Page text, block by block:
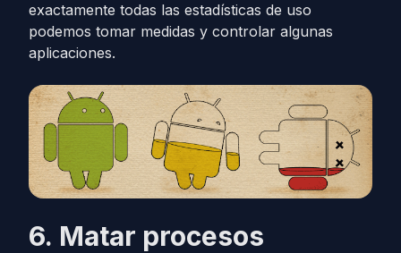
exactamente todas las estadísticas de uso
podemos tomar medidas y controlar algunas
aplicaciones.
6. Matar procesos